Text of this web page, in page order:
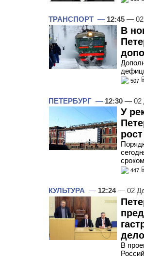
ТРАНСПОРТ — 12:45 — 02
В
507
ПЕТЕРБУРГ — 12:30 — 02
У
447
КУЛЬТУРА — 12:24— 02
В